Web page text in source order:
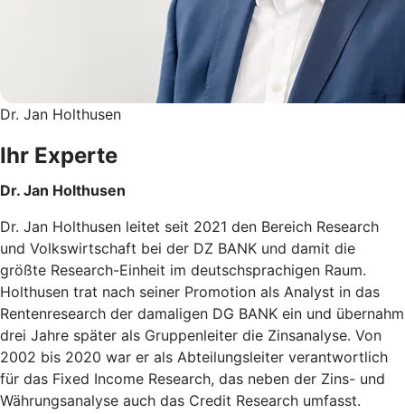
Dr. Jan Holthusen
Ihr Experte
Dr. Jan Holthusen
Dr. Jan Holthusen leitet seit 2021 den Bereich Research
und Volkswirtschaft bei der DZ BANK und damit die
größte Research-Einheit im deutschsprachigen Raum.
Holthusen trat nach seiner Promotion als Analyst in das
Rentenresearch der damaligen DG BANK ein und übernahm
drei Jahre später als Gruppenleiter die Zinsanalyse. Von
2002 bis 2020 war er als Abteilungsleiter verantwortlich
für das Fixed Income Research, das neben der Zins- und
Währungsanalyse auch das Credit Research umfasst.